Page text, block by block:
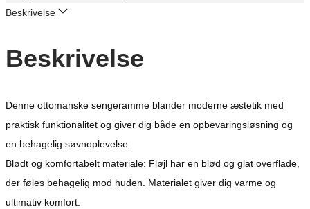
Beskrivelse
Beskrivelse
Denne ottomanske sengeramme blander moderne æstetik med
praktisk funktionalitet og giver dig både en opbevaringsløsning og
en behagelig søvnoplevelse.
Blødt og komfortabelt materiale: Fløjl har en blød og glat overflade,
der føles behagelig mod huden. Materialet giver dig varme og
ultimativ komfort.